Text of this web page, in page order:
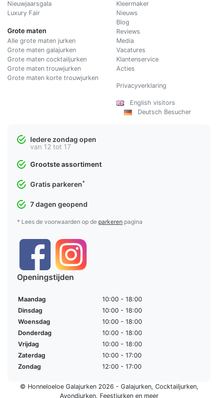
Nieuwjaarsgala
Luxury Fair
Grote maten
Alle grote maten jurken
Grote maten galajurken
Grote maten cocktailjurken
Grote maten trouwjurken
Grote maten korte trouwjurken
Kleermaker
Nieuws
Blog
Reviews
Media
Vacatures
Klantenservice
Acties
Privacyverklaring
English visitors
Deutsch Besucher
Iedere zondag open
van 12 tot 17
Grootste assortiment
Gratis parkeren*
7 dagen geopend
* Lees de voorwaarden op de parkeren pagina
Openingstijden
Maandag
10:00 - 18:00
Dinsdag
10:00 - 18:00
Woensdag
10:00 - 18:00
Donderdag
10:00 - 18:00
Vrijdag
10:00 - 18:00
Zaterdag
10:00 - 17:00
Zondag
12:00 - 17:00
© Honneloeloe Galajurken 2026 - Galajurken, Cocktailjurken,
Avondjurken, Feestjurkenen meer